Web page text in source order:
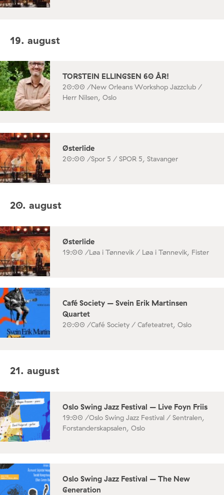
19. august
TORSTEIN ELLINGSEN 60 ÅR!
20:00 /New Orleans Workshop Jazzclub /
Herr Nilsen, Oslo
Østerlide
20:00 /Spor 5 / SPOR 5, Stavanger
20. august
Østerlide
19:00 /Løa i Tønnevik / Løa i Tønnevik, Fister
Café Society – Svein Erik Martinsen
Quartet
20:00 /Café Society / Cafeteatret, Oslo
21. august
Oslo Swing Jazz Festival – Live Foyn Friis
19:00 /Oslo Swing Jazz Festival / Sentralen,
Forstanderskapsalen, Oslo
Oslo Swing Jazz Festival – The New
Generation